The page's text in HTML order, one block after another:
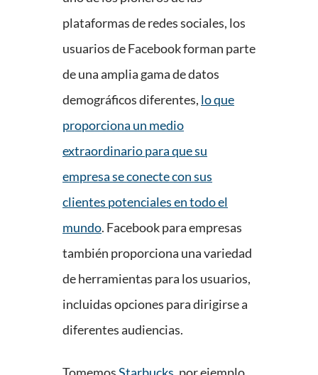
plataformas de redes sociales, los
usuarios de Facebook forman parte
de una amplia gama de datos
demográficos diferentes, lo que
proporciona un medio
extraordinario para que su
empresa se conecte con sus
clientes potenciales en todo el
mundo. Facebook para empresas
también proporciona una variedad
de herramientas para los usuarios,
incluidas opciones para dirigirse a
diferentes audiencias.